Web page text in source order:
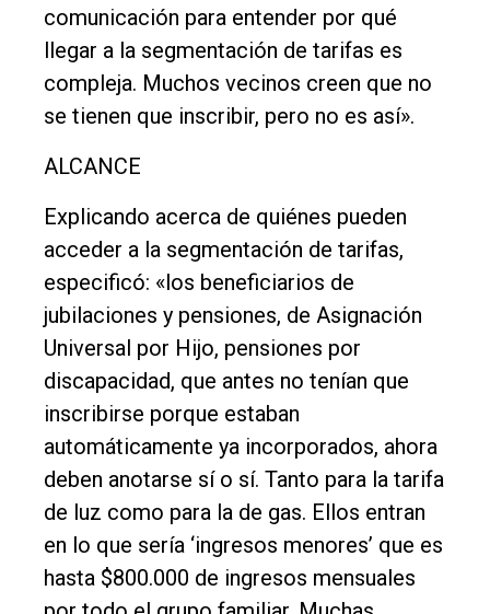
Nosotros
Contacto
comunicación para entender por qué
llegar a la segmentación de tarifas es
compleja. Muchos vecinos creen que no
se tienen que inscribir, pero no es así».
ALCANCE
Explicando acerca de quiénes pueden
acceder a la segmentación de tarifas,
especificó: «los beneficiarios de
jubilaciones y pensiones, de Asignación
Universal por Hijo, pensiones por
discapacidad, que antes no tenían que
inscribirse porque estaban
automáticamente ya incorporados, ahora
deben anotarse sí o sí. Tanto para la tarifa
de luz como para la de gas. Ellos entran
en lo que sería ‘ingresos menores’ que es
hasta $800.000 de ingresos mensuales